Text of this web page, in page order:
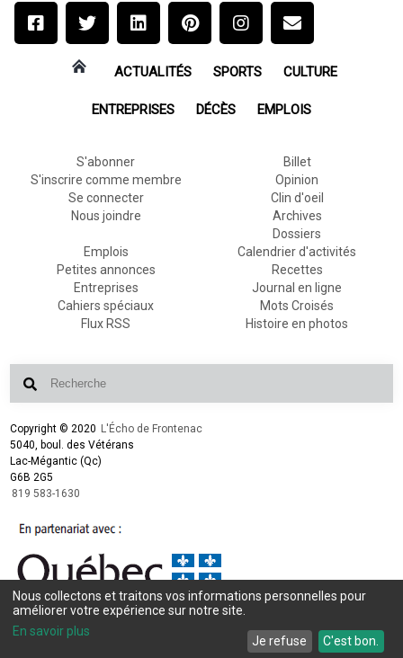
ACTUALITÉS SPORTS CULTURE
ENTREPRISES DÉCÈS EMPLOIS
S'abonner
S'inscrire comme membre
Se connecter
Nous joindre
Billet
Opinion
Clin d'oeil
Archives
Dossiers
Emplois
Petites annonces
Entreprises
Cahiers spéciaux
Flux RSS
Calendrier d'activités
Recettes
Journal en ligne
Mots Croisés
Histoire en photos
Copyright © 2020 L'Écho de Frontenac
5040, boul. des Vétérans
Lac-Mégantic (Qc)
G6B 2G5
819 583-1630
Conception et design :L'Écho de Frontenac
Intégration et programmation :
Nous collectons et traitons vos informations personnelles pour
améliorer votre expérience sur notre site.
En savoir plus
Je refuse C'est bon.